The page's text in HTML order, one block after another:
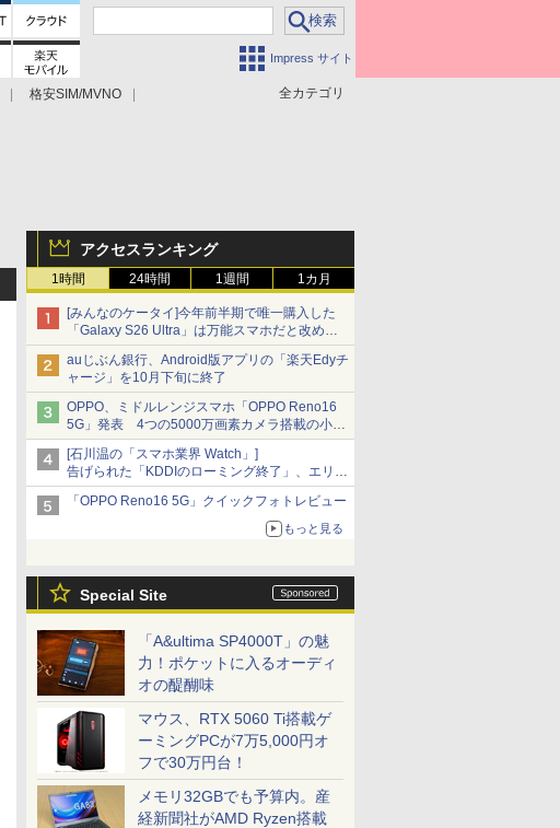
Impress サイト
全カテゴリ
格安SIM/MVNO
アクセスランキング
1時間 24時間 1週間 1カ月
[みんなのケータイ]今年前半期で唯一購入した
「Galaxy S26 Ultra」は万能スマホだと改めて
思う
auじぶん銀行、Android版アプリの「楽天Edyチ
ャージ」を10月下旬に終了
OPPO、ミドルレンジスマホ「OPPO Reno16
5G」発表 4つの5000万画素カメラ搭載の小型
モデル
[石川温の「スマホ業界 Watch」]
告げられた「KDDIのローミング終了」、エリア
マップの落とし穴と楽天モバイルの課題
「OPPO Reno16 5G」クイックフォトレビュー
もっと見る
Special Site
「A&ultima SP4000T」の魅
力！ポケットに入るオーディ
オの醍醐味
マウス、RTX 5060 Ti搭載ゲ
ーミングPCが7万5,000円オ
フで30万円台！
メモリ32GBでも予算内。産
経新聞社がAMD Ryzen搭載